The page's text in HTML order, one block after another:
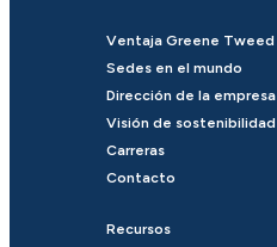
Ventaja Greene Tweed
Sedes en el mundo
Dirección de la empresa
Visión de sostenibilidad
Carreras
Contacto
Recursos